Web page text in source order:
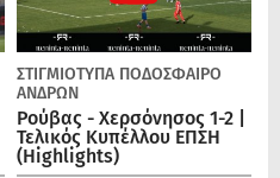
ΣΤΙΓΜΙΟΤΥΠΑ ΠΟΔΌΣΦΑΙΡΟ
ΑΝΔΡΏΝ
Ρούβας - Χερσόνησος 1-2 |
Τελικός Κυπέλλου ΕΠΣΗ
(Highlights)